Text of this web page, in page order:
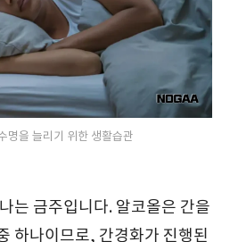
명을 늘리기 위한 생활습관
는 금주입니다. 알코올은 간을
하나이므로, 간경화가 진행된